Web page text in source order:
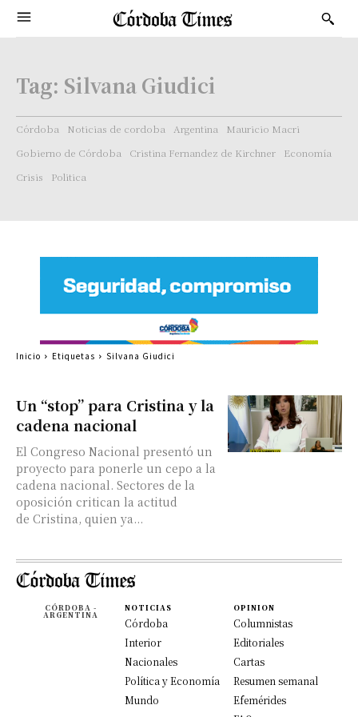
Tag: Silvana Giudici
Córdoba Noticias de cordoba Argentina
Mauricio Macri
Gobierno de Córdoba
Cristina Fernandez de Kirchner
Economía
Crisis
Politica
Un “stop” para Cristina y la
cadena nacional
El Congreso Nacional presentó un
proyecto para ponerle un cepo a la
cadena nacional. Sectores de la
oposición critican la actitud
de Cristina, quien ya...
Inicio Etiquetas Silvana Giudici
CÓRDOBA -
ARGENTINA
NOTICIAS
Córdoba
Interior
Nacionales
Política y Economía
Mundo
OPINION
Columnistas
Editoriales
Cartas
Resumen semanal
Efemérides